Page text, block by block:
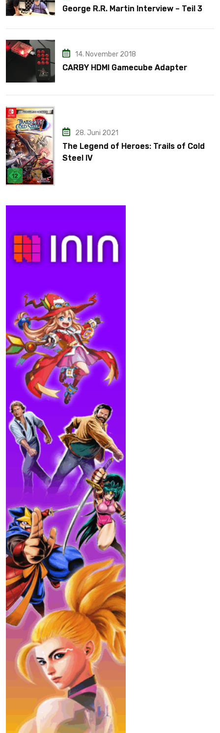
George R.R. Martin Interview – Teil 3
14. November 2018
CARBY HDMI Gamecube Adapter
28. Juni 2021
The Legend of Heroes: Trails of Cold
Steel IV